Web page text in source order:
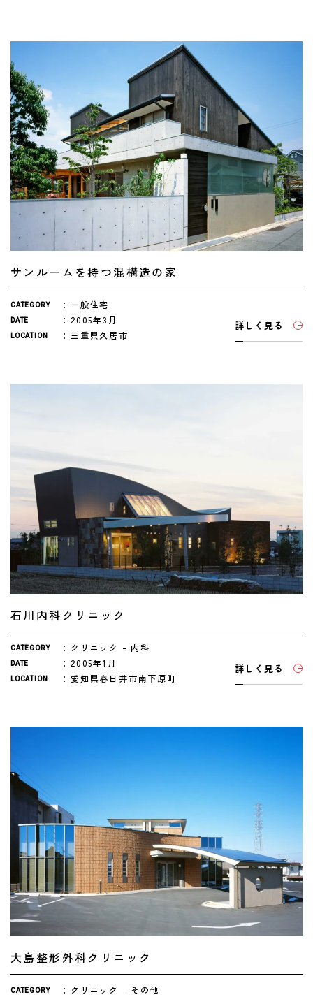
サンルームを持つ混構造の家
CATEGORY 一般住宅
DATE 2005年3月
LOCATION 三重県久居市
詳しく見る
石川内科クリニック
CATEGORY クリニック 内科
DATE 2005年1月
LOCATION 愛知県春日井市南下原町
詳しく見る
大島整形外科クリニック
CATEGORY クリニック その他